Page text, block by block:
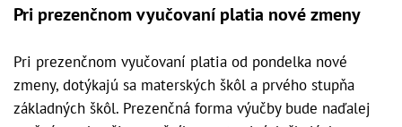
Pri prezenčnom vyučovaní platia nové zmeny
Pri prezenčnom vyučovaní platia od pondelka nové
zmeny, dotýkajú sa materských škôl a prvého stupňa
základných škôl. Prezenčná forma výučby bude naďalej